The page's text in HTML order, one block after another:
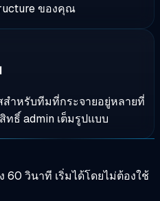
ของคุณ
สำหรับทีมที่กระจายอยู่หลายที่
ทธิ์ admin เต็มรูปแบบ
60 วินาที เริ่มได้โดยไม่ต้องใช้